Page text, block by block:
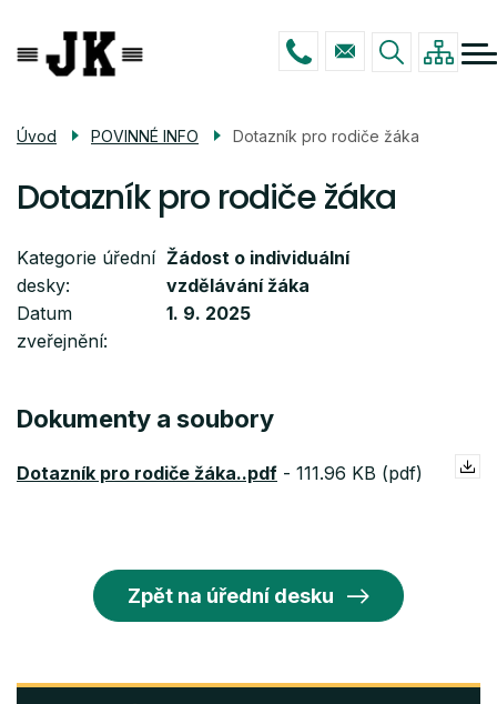
hlavnímu
navigace
STUDIUM
KONTAKTY
Úvod POVINNÉ INFO Dotazník pro rodiče žáka
Dotazník pro rodiče žáka
Kategorie úřední
desky
Žádost o individuální
vzdělávání žáka
Datum
zveřejnění
1. 9. 2025
Dokumenty a soubory
Dotazník pro rodiče žáka..pdf - 111.96 KB (pdf)
Zpět na úřední desku